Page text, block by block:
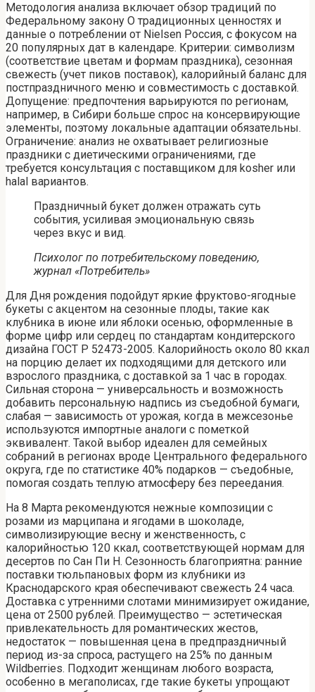
Методология анализа включает обзор традиций по
Федеральному закону О традиционных ценностях и
данные о потреблении от Nielsen Россия, с фокусом на
20 популярных дат в календаре. Критерии: символизм
(соответствие цветам и формам праздника), сезонная
свежесть (учет пиков поставок), калорийный баланс для
постпраздничного меню и совместимость с доставкой.
Допущение: предпочтения варьируются по регионам,
например, в Сибири больше спрос на консервирующие
элементы, поэтому локальные адаптации обязательны.
Ограничение: анализ не охватывает религиозные
праздники с диетическими ограничениями, где
требуется консультация с поставщиком для kosher или
halal вариантов.
Праздничный букет должен отражать суть
события, усиливая эмоциональную связь
через вкус и вид.
Психолог по потребительскому поведению,
журнал «Потребитель»
Для Дня рождения подойдут яркие фруктово-ягодные
букеты с акцентом на сезонные плоды, такие как
клубника в июне или яблоки осенью, оформленные в
форме цифр или сердец по стандартам кондитерского
дизайна ГОСТ Р 52473-2005. Калорийность около 80 ккал
на порцию делает их подходящими для детского или
взрослого праздника, с доставкой за 1 час в городах.
Сильная сторона — универсальность и возможность
добавить персональную надпись из съедобной бумаги,
слабая — зависимость от урожая, когда в межсезонье
используются импортные аналоги с пометкой
эквивалент. Такой выбор идеален для семейных
собраний в регионах вроде Центрального федерального
округа, где по статистике 40% подарков — съедобные,
помогая создать теплую атмосферу без переедания.
На 8 Марта рекомендуются нежные композиции с
розами из марципана и ягодами в шоколаде,
символизирующие весну и женственность, с
калорийностью 120 ккал, соответствующей нормам для
десертов по Сан Пи Н. Сезонность благоприятна: ранние
поставки тюльпановых форм из клубники из
Краснодарского края обеспечивают свежесть 24 часа.
Доставка с утренними слотами минимизирует ожидание,
цена от 2500 рублей. Преимущество — эстетическая
привлекательность для романтических жестов,
недостаток — повышенная цена в предпраздничный
период из-за спроса, растущего на 25% по данным
Wildberries. Подходит женщинам любого возраста,
особенно в мегаполисах, где такие букеты упрощают